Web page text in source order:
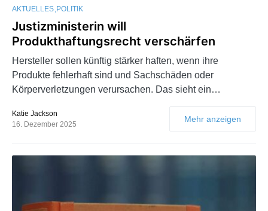
AKTUELLES POLITIK
Justizministerin will
Produkthaftungsrecht verschärfen
Hersteller sollen künftig stärker haften, wenn ihre
Produkte fehlerhaft sind und Sachschäden oder
Körperverletzungen verursachen. Das sieht ein…
Katie Jackson
16. Dezember 2025
Mehr anzeigen